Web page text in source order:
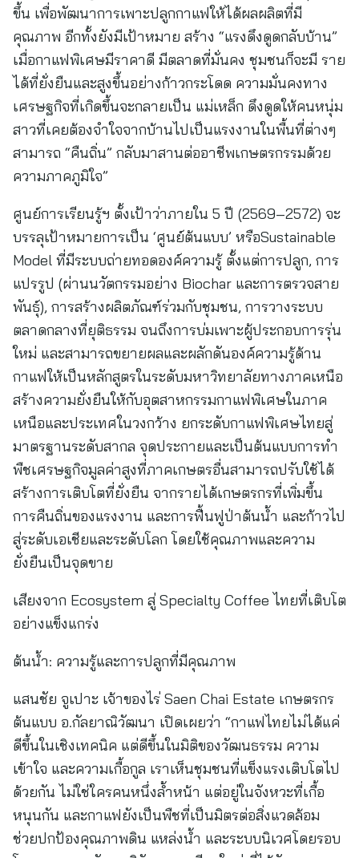
ขึ้น เพื่อพัฒนาการเพาะปลูกกาแฟให้ได้ผลผลิตที่มี
คุณภาพ อีกทั้งยังมีเป้าหมาย สร้าง “แรงดึงดูดกลับบ้าน”
เมื่อกาแฟพิเศษมีราคาดี มีตลาดที่มั่นคง ชุมชนก็จะมี ราย
ได้ที่ยั่งยืนและสูงขึ้นอย่างก้าวกระโดด ความมั่นคงทาง
เศรษฐกิจที่เกิดขึ้นจะกลายเป็น แม่เหล็ก ดึงดูดให้คนหนุ่ม
สาวที่เคยต้องจำใจจากบ้านไปเป็นแรงงานในพื้นที่ต่างๆ
สามารถ “คืนถิ่น” กลับมาสานต่ออาชีพเกษตรกรรมด้วย
ความภาคภูมิใจ”
ศูนย์การเรียนรู้ฯ ตั้งเป้าว่าภายใน 5 ปี (2569–2572) จะ
บรรลุเป้าหมายการเป็น ‘ศูนย์ต้นแบบ’ หรือSustainable
Model ที่มีระบบถ่ายทอดองค์ความรู้ ตั้งแต่การปลูก, การ
แปรรูป (ผ่านนวัตกรรมอย่าง Biochar และการตรวจสาย
พันธุ์), การสร้างผลิตภัณฑ์ร่วมกับชุมชน, การวางระบบ
ตลาดกลางที่ยุติธรรม จนถึงการบ่มเพาะผู้ประกอบการรุ่น
ใหม่ และสามารถขยายผลและผลักดันองค์ความรู้ด้าน
กาแฟให้เป็นหลักสูตรในระดับมหาวิทยาลัยทางภาคเหนือ
สร้างความยั่งยืนให้กับอุตสาหกรรมกาแฟพิเศษในภาค
เหนือและประเทศในวงกว้าง ยกระดับกาแฟพิเศษไทยสู่
มาตรฐานระดับสากล จุดประกายและเป็นต้นแบบการทำ
พืชเศรษฐกิจมูลค่าสูงที่ภาคเกษตรอื่นสามารถปรับใช้ได้
สร้างการเติบโตที่ยั่งยืน จากรายได้เกษตรกรที่เพิ่มขึ้น
การคืนถิ่นของแรงงาน และการฟื้นฟูป่าต้นน้ำ และก้าวไป
สู่ระดับเอเชียและระดับโลก โดยใช้คุณภาพและความ
ยั่งยืนเป็นจุดขาย
เสียงจาก Ecosystem สู่ Specialty Coffee ไทยที่เติบโต
อย่างแข็งแกร่ง
ต้นน้ำ: ความรู้และการปลูกที่มีคุณภาพ
แสนชัย จูเปาะ เจ้าของไร่ Saen Chai Estate เกษตรกร
ต้นแบบ อ.กัลยาณิวัฒนา เปิดเผยว่า “กาแฟไทยไม่ได้แค่
ดีขึ้นในเชิงเทคนิค แต่ดีขึ้นในมิติของวัฒนธรรม ความ
เข้าใจ และความเกื้อกูล เราเห็นชุมชนที่แข็งแรงเติบโตไป
ด้วยกัน ไม่ใช่ใครคนหนึ่งล้ำหน้า แต่อยู่ในจังหวะที่เกื้อ
หนุนกัน และกาแฟยังเป็นพืชที่เป็นมิตรต่อสิ่งแวดล้อม
ช่วยปกป้องคุณภาพดิน แหล่งน้ำ และระบบนิเวศโดยรอบ